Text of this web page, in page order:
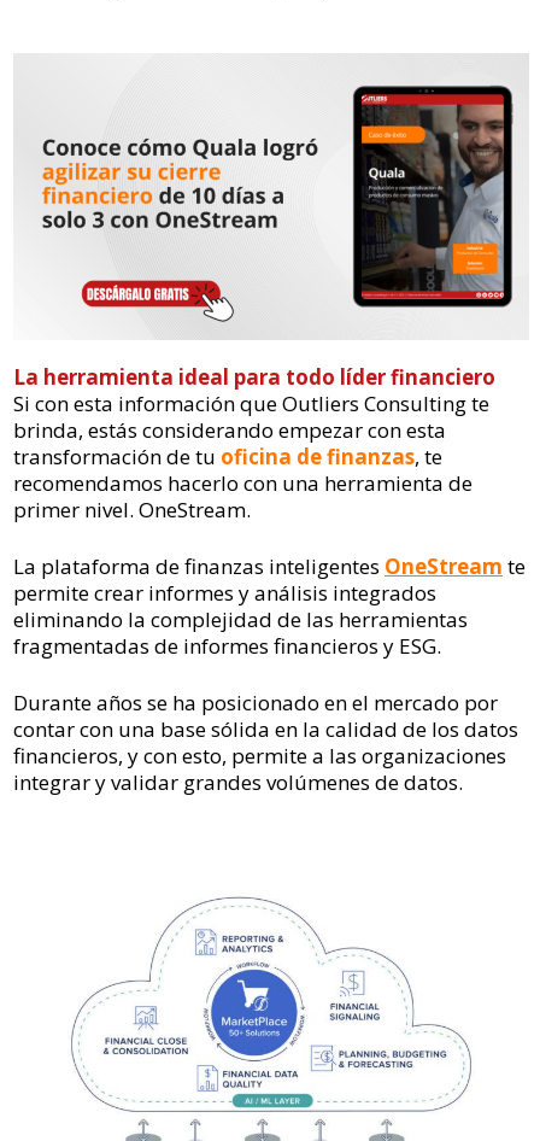
La herramienta ideal para todo líder financiero
Si con esta información que Outliers Consulting te
brinda, estás considerando empezar con esta
transformación de tu oficina de finanzas, te
recomendamos hacerlo con una herramienta de
primer nivel. OneStream.
La plataforma de finanzas inteligentes OneStream te
permite crear informes y análisis integrados
eliminando la complejidad de las herramientas
fragmentadas de informes financieros y ESG.
Durante años se ha posicionado en el mercado por
contar con una base sólida en la calidad de los datos
financieros, y con esto, permite a las organizaciones
integrar y validar grandes volúmenes de datos.